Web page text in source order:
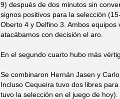
9) después de dos minutos sin
signos positivos para la selección
Oberto 4 y Delfino 3. Ambos
atacábamos con decisión el aro.
En el segundo cuarto hubo más
Se combinaron Hernán Jasen y
Incluso Cequeira tuvo dos libres
tuvo la selección en el juego de hoy).